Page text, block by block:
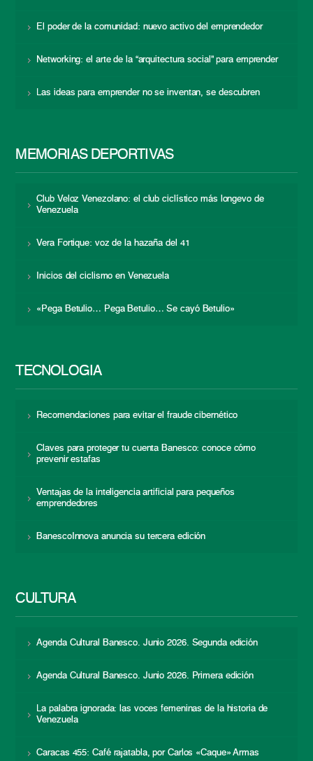
El poder de la comunidad: nuevo activo del emprendedor
Networking: el arte de la “arquitectura social” para emprender
Las ideas para emprender no se inventan, se descubren
MEMORIAS DEPORTIVAS
Club Veloz Venezolano: el club ciclístico más longevo de
Venezuela
Vera Fortique: voz de la hazaña del 41
Inicios del ciclismo en Venezuela
«Pega Betulio… Pega Betulio… Se cayó Betulio»
TECNOLOGÍA
Recomendaciones para evitar el fraude cibernético
Claves para proteger tu cuenta Banesco: conoce cómo
prevenir estafas
Ventajas de la inteligencia artificial para pequeños
emprendedores
BanescoInnova anuncia su tercera edición
CULTURA
Agenda Cultural Banesco. Junio 2026. Segunda edición
Agenda Cultural Banesco. Junio 2026. Primera edición
La palabra ignorada: las voces femeninas de la historia de
Venezuela
Caracas 455: Café rajatabla, por Carlos «Caque» Armas